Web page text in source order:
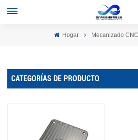
Hogar Mecanizado
CATEGORÍAS DE PRODUCTO